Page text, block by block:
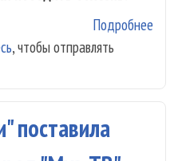
Подробнее
, чтобы отправлять
поставила